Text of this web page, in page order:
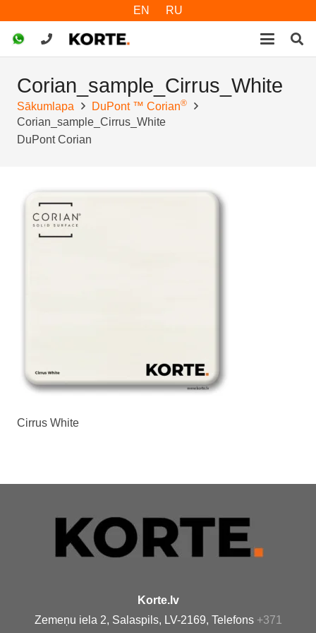
EN RU
Corian_sample_Cirrus_White
Sākumlapa DuPont ™ Corian®
Corian_sample_Cirrus_White
DuPont Corian
Cirrus White
Korte.lv
Zemeņu iela 2, Salaspils, LV-2169, Telefons +371